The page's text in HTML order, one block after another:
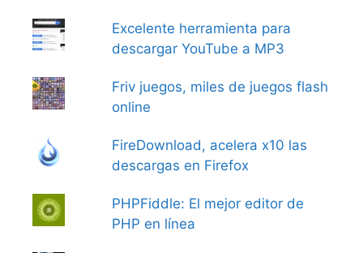
Excelente herramienta para
descargar YouTube a MP3
Friv juegos, miles de juegos flash
online
FireDownload, acelera x10 las
descargas en Firefox
PHPFiddle: El mejor editor de
PHP en línea